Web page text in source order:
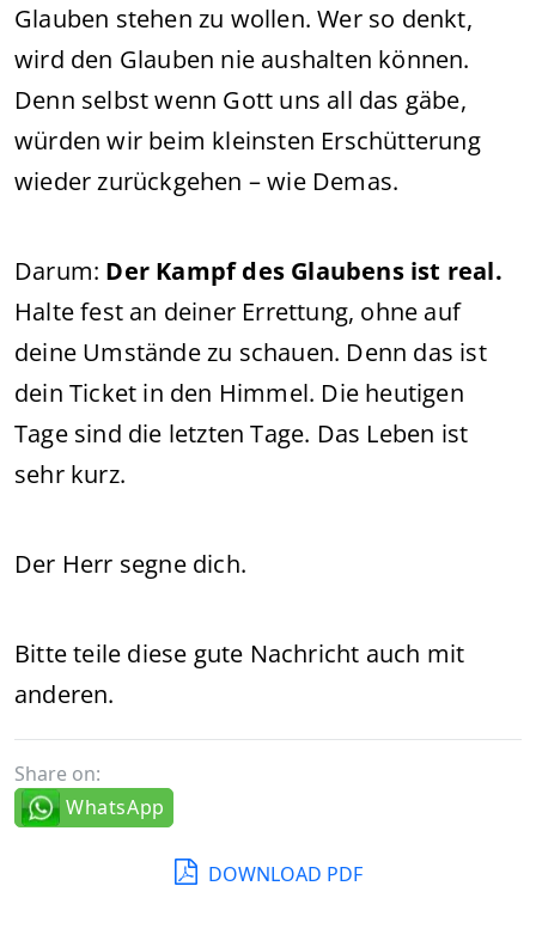
Glauben stehen zu wollen. Wer so denkt,
wird den Glauben nie aushalten können.
Denn selbst wenn Gott uns all das gäbe,
würden wir beim kleinsten Erschütterung
wieder zurückgehen – wie Demas.
Darum: Der Kampf des Glaubens ist real.
Halte fest an deiner Errettung, ohne auf
deine Umstände zu schauen. Denn das ist
dein Ticket in den Himmel. Die heutigen
Tage sind die letzten Tage. Das Leben ist
sehr kurz.
Der Herr segne dich.
Bitte teile diese gute Nachricht auch mit
anderen.
Share on:
WhatsApp
DOWNLOAD PDF